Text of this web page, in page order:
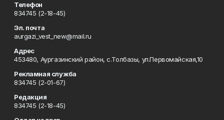
Телефон
834745 (2-18-45)
Эл. почта
aurgazi_vest_new@mail.ru
Адрес
453480, Аургазинский район, с.Толбазы, ул.Первомайская,10
Рекламная служба
834745 (2-01-67)
Редакция
834745 (2-18-45)